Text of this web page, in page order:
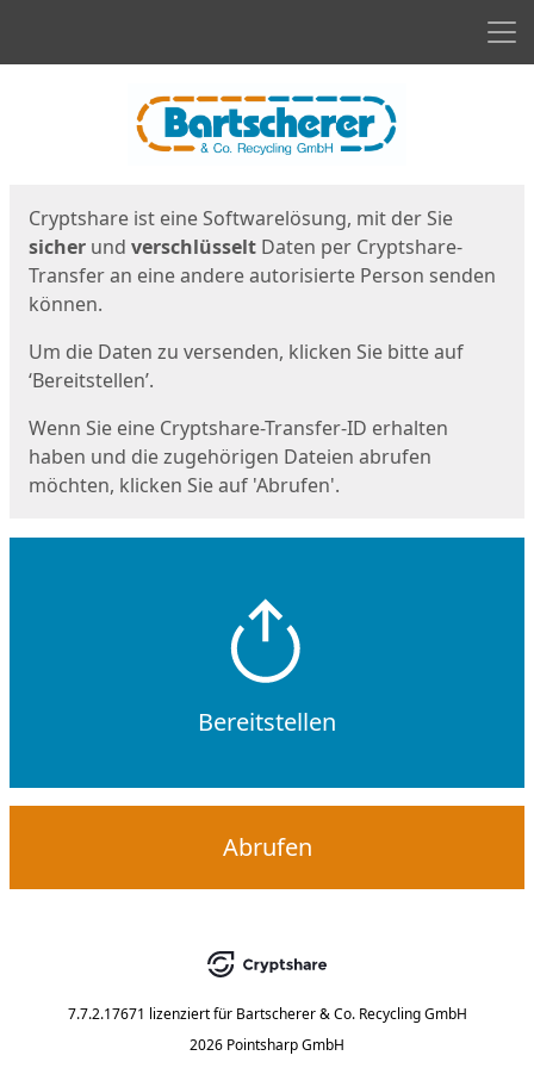
Cryptshare ist eine Softwarelösung, mit der Sie
sicher und verschlüsselt Daten per Cryptshare-
Transfer an eine andere autorisierte Person senden
können.
Um die Daten zu versenden, klicken Sie bitte auf
‘Bereitstellen’.
Wenn Sie eine Cryptshare-Transfer-ID erhalten
haben und die zugehörigen Dateien abrufen
möchten, klicken Sie auf 'Abrufen'.
Bereitstellen
Abrufen
7.7.2.17671 lizenziert für Bartscherer & Co. Recycling GmbH
2026 Pointsharp GmbH